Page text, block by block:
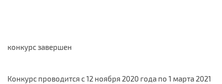
конкурс завершен
Конкурс проводится с 12 ноября 2020 года по 1 марта 2021